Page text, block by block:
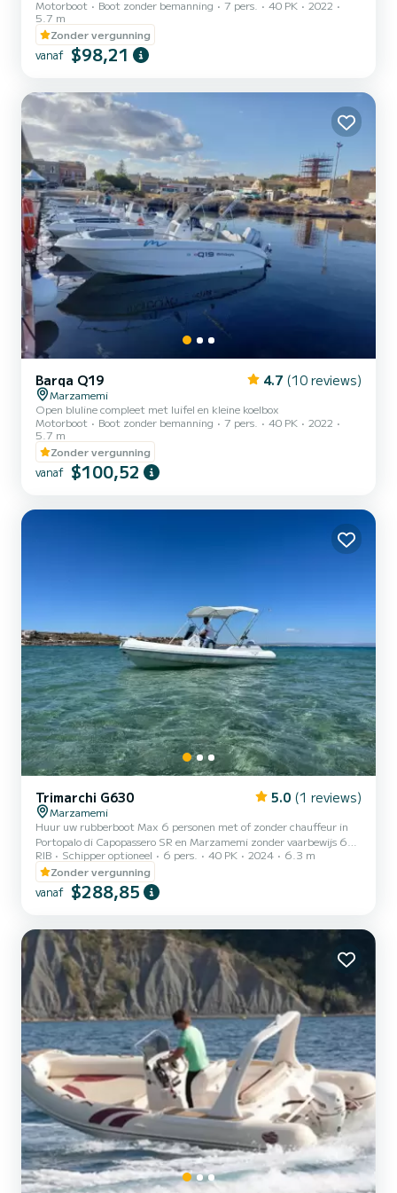
Motorboot Boot zonder bemanning 7 pers. 40 PK
2022
5.7 m
Zonder vergunning
vanaf $98,21
Barqa Q19 4.7 (10 reviews)
Marzamemi
Open bluline compleet met luifel en kleine koelbox
Motorboot
Boot zonder bemanning 7 pers. 40 PK
2022
5.7 m
Zonder vergunning
vanaf $100,52
Trimarchi G630 5.0 (1 reviews)
Marzamemi
Huur uw rubberboot Max 6 personen met of zonder chauffeur in
Portopalo di Capopassero SR en Marzamemi zonder vaarbewijs 6
meter en 30 Douche Luifel Dieptemeter Aperitief aan boord
Muziek Zonneweide
RIB Schipper optioneel 6 pers. 40 PK 2024
6.3 m
Zonder vergunning
vanaf $288,85